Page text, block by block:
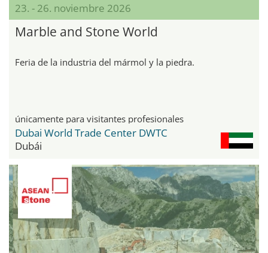
23. - 26. noviembre 2026
Marble and Stone World
Feria de la industria del mármol y la piedra.
únicamente para visitantes profesionales
Dubai World Trade Center DWTC
Dubái